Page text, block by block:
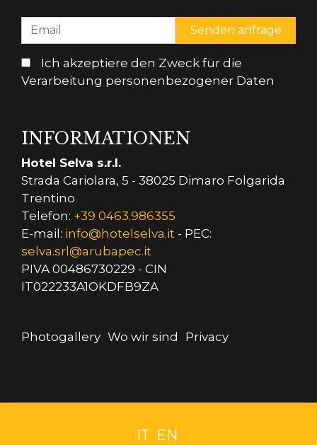
INFORMATIONEN
Hotel Selva s.r.l.
Strada Cariolara, 5 - 38025 Dimaro Folgarida
Trentino
Telefon: +39 0463.986355
E-mail: info@hotelselva.it - PEC:
selva.srl@arubapec.it
PIVA 00486730229 - CIN
IT022233A1OKDFB9ZA
Photogallery Wo wir sind Privacy
Ich akzeptiere den Zweck für die
Verarbeitung personenbezogener Daten
IT EN